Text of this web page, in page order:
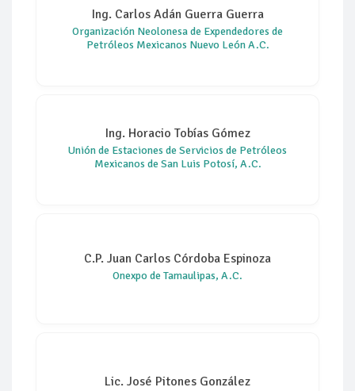
Ing. Carlos Adán Guerra Guerra
Organización Neolonesa de Expendedores de
Petróleos Mexicanos Nuevo León A.C.
Ing. Horacio Tobías Gómez
Unión de Estaciones de Servicios de Petróleos
Mexicanos de San Luis Potosí, A.C.
C.P. Juan Carlos Córdoba Espinoza
Onexpo de Tamaulipas, A.C.
Lic. José Pitones González